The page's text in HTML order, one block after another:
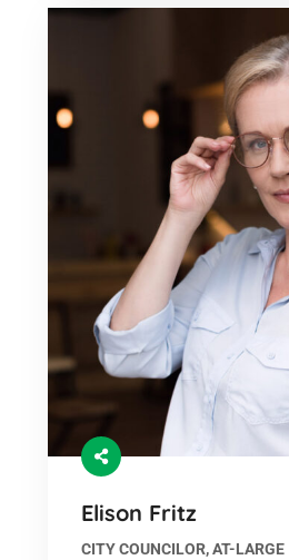
Elison Fritz
CITY COUNCILOR, AT-LARGE